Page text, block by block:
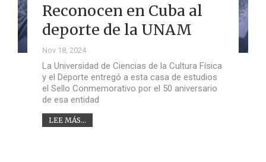
Reconocen en Cuba al
deporte de la UNAM
Nov 18, 2024
La Universidad de Ciencias de la Cultura Física
y el Deporte entregó a esta casa de estudios
el Sello Conmemorativo por el 50 aniversario
de esa entidad
LEE MÁS...